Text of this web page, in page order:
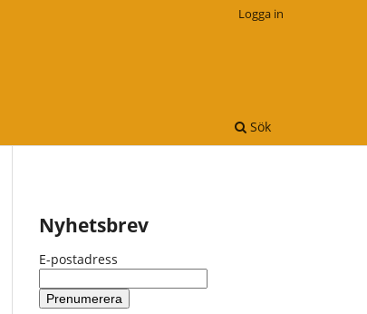
Sök
Logga in
Nyhetsbrev
E-postadress